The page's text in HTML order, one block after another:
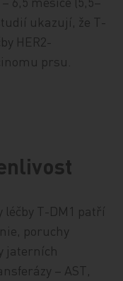
ukazují, že T-
HER2-
prsu.
léčby T-DM1 patří
poruchy
jaterních
– AST,